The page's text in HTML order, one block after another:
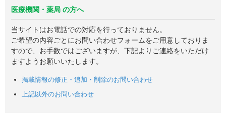
医療機関・薬局 の方へ
当サイトはお電話での対応を行っておりません。
ご希望の内容ごとにお問い合わせフォームをご用意しておりま
すので、お手数ではございますが、下記よりご連絡をいただけ
ますようお願いいたします。
掲載情報の修正・追加・削除のお問い合わせ
上記以外のお問い合わせ